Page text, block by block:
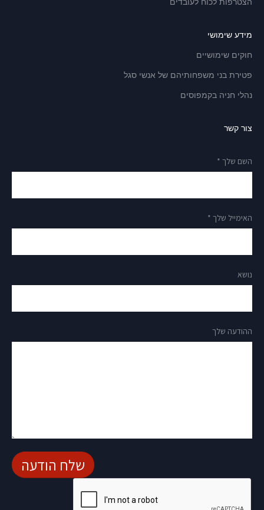
מידע שימושי
חוקים שימושיים
פטירת בני משפחותיהם של אנשי סגל
נהלי חניה בקמפוסים
צור קשר
השם שלך *
האימייל שלך *
נושא
ההודעה שלך